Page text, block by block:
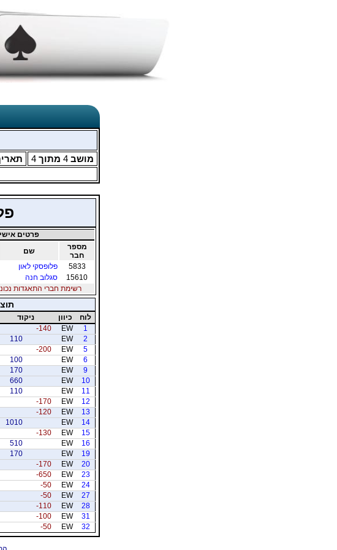
מושב 4 מתוך 4
פרטים
מספר
חבר
שם
5833
פלופסקי לאון
15610
סגלוב חנה
רשימת חברי התאגדות נכונה ל-06/
לוח כיוון ניקוד
1
EW
-140
2
EW
110
5
EW
-200
6
EW
100
9
EW
170
10
EW
660
11
EW
110
12
EW
-170
13
EW
-120
14
EW
1010
15
EW
-130
16
EW
510
19
EW
170
20
EW
-170
23
EW
-650
24
EW
-50
27
EW
-50
28
EW
-110
31
EW
-100
32
EW
-50